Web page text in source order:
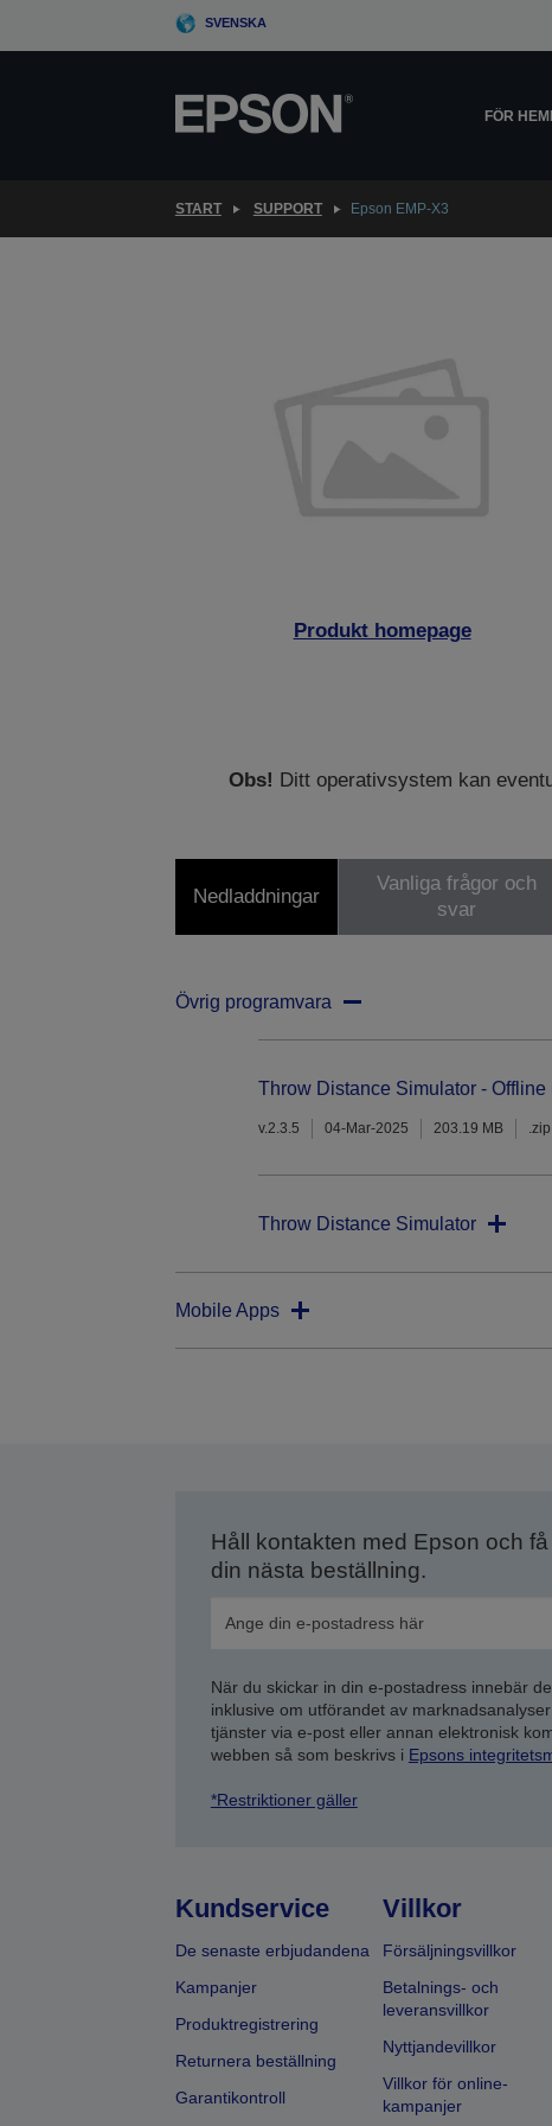
SVENSKA
FÖR
START SUPPORT Epson EMP-X3
Produkt homepage
Obs! Ditt operativsystem kan
Nedladdningar
Vanliga frågor och
svar
Övrig programvara
Throw Distance Simulator - Offline
v.2.3.5 04-Mar-2025 203.19 MB .zip
Throw Distance Simulator
Mobile Apps
Håll kontakten med Epson och
din nästa beställning.
När du skickar in din e-postadress innebär
inklusive om utförandet av
tjänster via e-post eller annan elektronisk
webben så som beskrivs i Epsons
*Restriktioner gäller
Kundservice
De senaste erbjudandena
Kampanjer
Produktregistrering
Returnera beställning
Garantikontroll
Villkor
Försäljningsvillkor
Betalnings- och
leveransvillkor
Nyttjandevillkor
Villkor för online-
kampanjer